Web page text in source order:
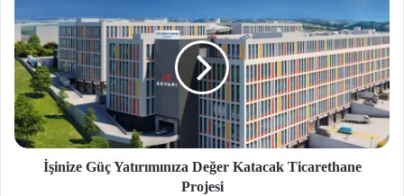
İşinize Güç Yatırımınıza Değer Katacak Ticarethane
Projesi